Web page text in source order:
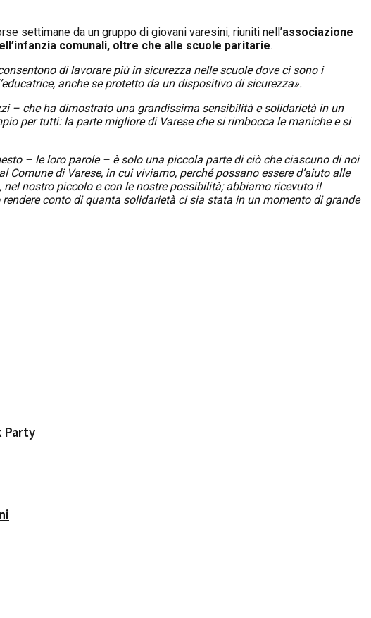
settimane da un gruppo di giovani varesini, riuniti nell’associazione
comunali, oltre che alle scuole paritarie.
di lavorare più in sicurezza nelle scuole dove ci sono i
anche se protetto da un dispositivo di sicurezza».
– che ha dimostrato una grandissima sensibilità e solidarietà in un
per tutti: la parte migliore di Varese che si rimbocca le maniche e si
– le loro parole – è solo una piccola parte di ciò che ciascuno di noi
di Varese, in cui viviamo, perché possano essere d’aiuto alle
nostro piccolo e con le nostre possibilità; abbiamo ricevuto il
conto di quanta solidarietà ci sia stata in un momento di grande
Party